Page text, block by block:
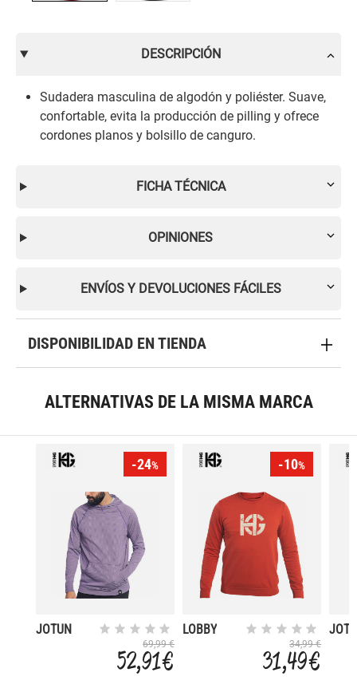
DESCRIPCIÓN
Sudadera masculina de algodón y poliéster. Suave,
confortable, evita la producción de pilling y ofrece
cordones planos y bolsillo de canguro.
FICHA TÉCNICA
OPINIONES
ENVÍOS Y DEVOLUCIONES FÁCILES
DISPONIBILIDAD EN TIENDA
ALTERNATIVAS DE LA MISMA MARCA
-24%
JOTUN
69,99 €
52,91 €
-10%
LOBBY
34,99 €
31,49 €